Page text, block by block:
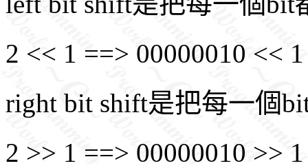
2 << 1 ==> 00000010 <<
right bit shift是把每一個
2 >> 1 ==> 00000010 >>